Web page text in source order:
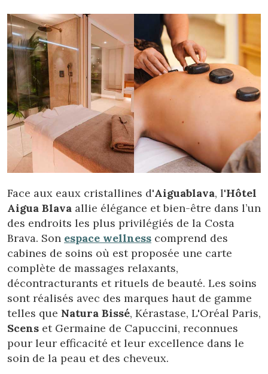
Vérifier le code de réservation
Face aux eaux cristallines d'Aiguablava, l'Hôtel
Aigua Blava allie élégance et bien-être dans l’un
des endroits les plus privilégiés de la Costa
Brava. Son espace wellness comprend des
cabines de soins où est proposée une carte
complète de massages relaxants,
décontracturants et rituels de beauté. Les soins
sont réalisés avec des marques haut de gamme
telles que Natura Bissé, Kérastase, L'Oréal Paris,
Scens et Germaine de Capuccini, reconnues
pour leur efficacité et leur excellence dans le
soin de la peau et des cheveux.